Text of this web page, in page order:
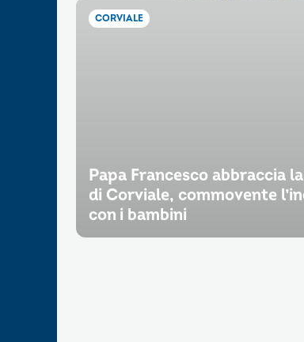
CORVIALE
Papa Francesco abbraccia
di Corviale, commovente
con i bambini